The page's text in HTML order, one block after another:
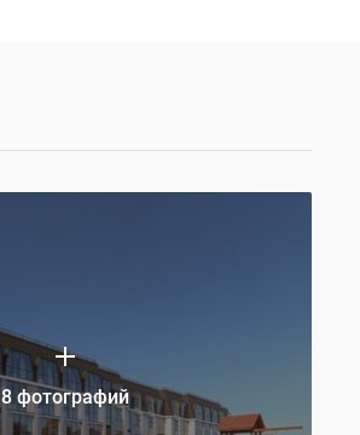
8 фотографий